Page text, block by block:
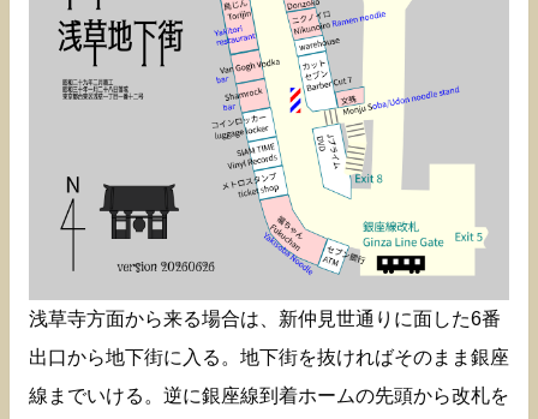
浅草寺方面から来る場合は、新仲見世通りに面した6番
出口から地下街に入る。地下街を抜ければそのまま銀座
線までいける。逆に銀座線到着ホームの先頭から改札を